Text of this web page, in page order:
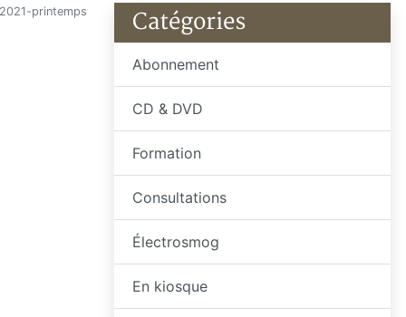
printemps Catégories
Abonnement
CD & DVD
Formation
Consultations
Électrosmog
En kiosque